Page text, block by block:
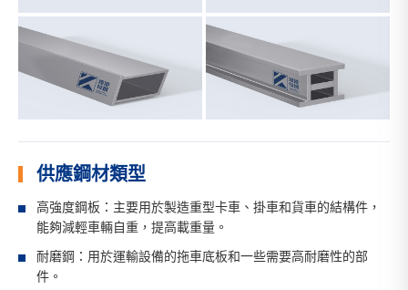
供應鋼材類型
高強度鋼板：主要用於製造重型卡車、掛車和貨車的結構件，
能夠減輕車輛自重，提高載重量。
耐磨鋼：用於運輸設備的拖車底板和一些需要高耐磨性的部
件。